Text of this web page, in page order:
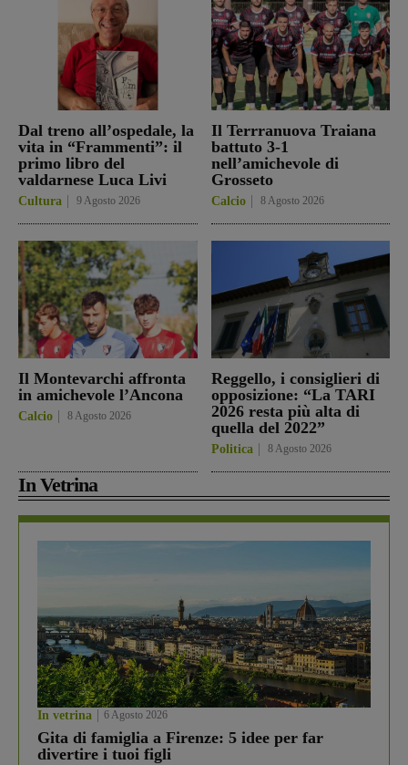
Dal treno all’ospedale, la
vita in “Frammenti”: il
primo libro del
valdarnese Luca Livi
Cultura 9 Agosto 2026
Il Terrranuova Traiana
battuto 3-1
nell’amichevole di
Grosseto
Calcio 8 Agosto 2026
Il Montevarchi affronta
in amichevole l’Ancona
Calcio 8 Agosto 2026
Reggello, i consiglieri di
opposizione: “La TARI
2026 resta più alta di
quella del 2022”
Politica 8 Agosto 2026
In Vetrina
In vetrina 6 Agosto 2026
Gita di famiglia a Firenze: 5 idee per far
divertire i tuoi figli